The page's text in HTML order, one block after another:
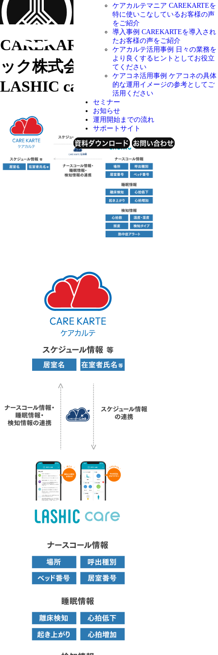
ケアカルテマニア CAREKARTEを
特に使いこなしているお客様の声
をご紹介
導入事例 CAREKARTEを導入され
たお客様の声をご紹介
ケアカルテ活用事例
日々の業務を
より良くするヒントとしてお役立
てください
ケアコネ活用事例 ケアコネの具体
的な運用イメージの参考としてご
活用ください
セミナー
お知らせ
運用開始までの流れ
サポートサイト
資料ダウンロード お問い合わせ
CAREKARTE Link インフィ
ック株式会社
LASHIC care